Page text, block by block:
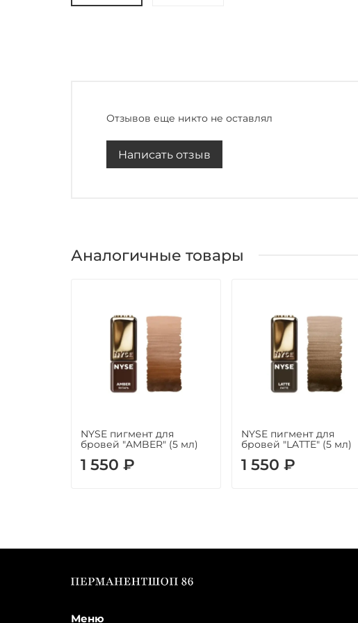
Отзывов еще никто не оставлял
Написать отзыв
Аналогичные товары
NYSE пигмент для
бровей "AMBER" (5 мл)
1 550 ₽
NYSE пигмент для
бровей "LATTE" (5 мл)
1 550 ₽
Меню